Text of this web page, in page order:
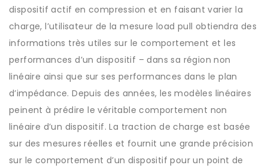
dispositif actif en compression et en faisant varier la
charge, l’utilisateur de la mesure load pull obtiendra des
informations très utiles sur le comportement et les
performances d’un dispositif – dans sa région non
linéaire ainsi que sur ses performances dans le plan
d’impédance. Depuis des années, les modèles linéaires
peinent à prédire le véritable comportement non
linéaire d’un dispositif. La traction de charge est basée
sur des mesures réelles et fournit une grande précision
sur le comportement d’un dispositif pour un point de